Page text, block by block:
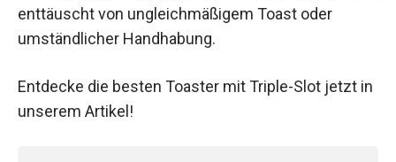
enttäuscht von ungleichmäßigem Toast oder
umständlicher Handhabung.
Entdecke die besten Toaster mit Triple-Slot jetzt in
unserem Artikel!